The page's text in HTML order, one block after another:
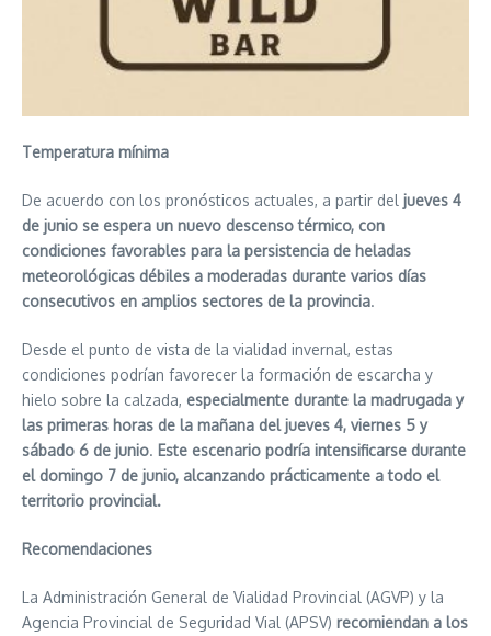
Temperatura mínima
De acuerdo con los pronósticos actuales, a partir del jueves 4
de junio se espera un nuevo descenso térmico, con
condiciones favorables para la persistencia de heladas
meteorológicas débiles a moderadas durante varios días
consecutivos en amplios sectores de la provincia.
Desde el punto de vista de la vialidad invernal, estas
condiciones podrían favorecer la formación de escarcha y
hielo sobre la calzada, especialmente durante la madrugada y
las primeras horas de la mañana del jueves 4, viernes 5 y
sábado 6 de junio. Este escenario podría intensificarse durante
el domingo 7 de junio, alcanzando prácticamente a todo el
territorio provincial.
Recomendaciones
La Administración General de Vialidad Provincial (AGVP) y la
Agencia Provincial de Seguridad Vial (APSV) recomiendan a los